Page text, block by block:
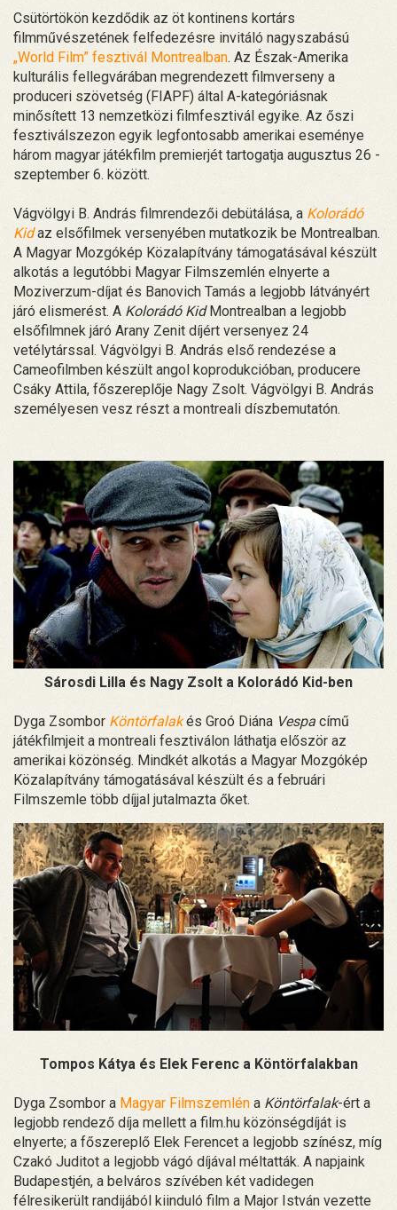
Csütörtökön kezdődik az öt kontinens kortárs
filmművészetének felfedezésre invitáló nagyszabású
„World Film” fesztivál Montrealban. Az Észak-Amerika
kulturális fellegvárában megrendezett filmverseny a
produceri szövetség (FIAPF) által A-kategóriásnak
minősített 13 nemzetközi filmfesztivál egyike. Az őszi
fesztiválszezon egyik legfontosabb amerikai eseménye
három magyar játékfilm premierjét tartogatja augusztus 26 -
szeptember 6. között.
Vágvölgyi B. András filmrendezői debütálása, a Kolorádó
Kidaz elsőfilmek versenyében mutatkozik be Montrealban.
A Magyar Mozgókép Közalapítvány támogatásával készült
alkotás a legutóbbi Magyar Filmszemlén elnyerte a
Moziverzum-díjat és Banovich Tamás a legjobb látványért
járó elismerést. A Kolorádó KidMontrealban a legjobb
elsőfilmnek járó Arany Zenit díjért versenyez 24
vetélytárssal. Vágvölgyi B. András első rendezése a
Cameofilmben készült angol koprodukcióban, producere
Csáky Attila, főszereplője Nagy Zsolt. Vágvölgyi B. András
személyesen vesz részt a montreali díszbemutatón.
Sárosdi Lilla és Nagy Zsolt a Kolorádó Kid-ben
Dyga Zsombor Köntörfalakés Groó Diána Vespa című
játékfilmjeit a montreali fesztiválon láthatja először az
amerikai közönség. Mindkét alkotás a Magyar Mozgókép
Közalapítvány támogatásával készült és a februári
Filmszemle több díjjal jutalmazta őket.
Tompos Kátya és Elek Ferenc a Köntörfalakban
Dyga Zsombor a Magyar Filmszemlén a Köntörfalak-ért a
legjobb rendező díja mellett a film.hu közönségdíját is
elnyerte; a főszereplő Elek Ferencet a legjobb színész, míg
Czakó Juditot a legjobb vágó díjával méltatták. A napjaink
Budapestjén, a belváros szívében két vadidegen
félresikerült randijából kiinduló film a Major István vezette